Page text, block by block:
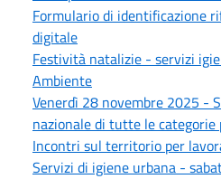
Formulario di identificazione
digitale
Festività natalizie - servizi
Ambiente
Venerdì 28 novembre 2025 -
nazionale di tutte le
Incontri sul territorio per
Servizi di igiene urbana -